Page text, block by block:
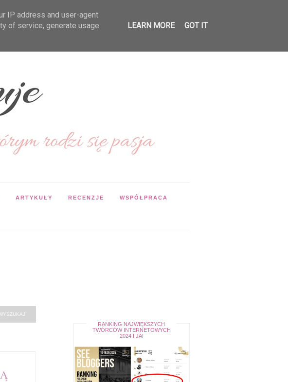
ARTYKUŁY RECENZJE WSPÓŁPRACA
RANKING NAJWIĘKSZYCH
TWÓRCÓW INTERNETOWYCH
2024 I JA!
IP address and user-agent
of service, generate usage
LEARN MORE GOT IT